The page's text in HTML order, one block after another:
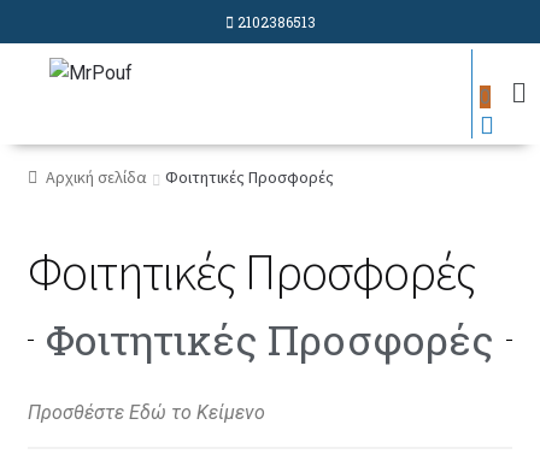
2102386513
0
Αρχική σελίδα Φοιτητικές Προσφορές
Φοιτητικές Προσφορές
Φοιτητικές Προσφορές
Προσθέστε Εδώ το Κείμενο